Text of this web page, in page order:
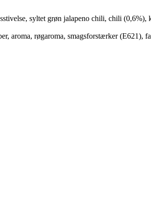
syltet grøn jalapeno chili, chili (0,6%),
aroma, røgaroma, smagsforstærker (E621),